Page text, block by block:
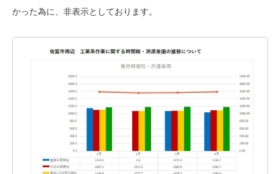
かった為に、非表示としております。